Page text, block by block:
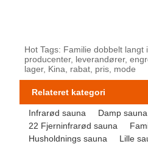
Hot Tags: Familie dobbelt langt
producenter, leverandører,
lager, Kina, rabat, pris, mode
Relateret kategori
Infrarød sauna Damp sauna
22 Fjerninfrarød sauna
Husholdnings sauna
Lille